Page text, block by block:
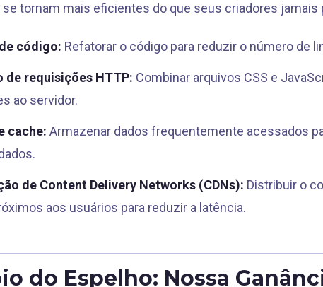
tornam mais eficientes do que seus criadores jamais
código: Refatorar o código para reduzir o número de
de requisições HTTP: Combinar arquivos CSS e
ao servidor.
cache: Armazenar dados frequentemente acessados
de Content Delivery Networks (CDNs): Distribuir o
aos usuários para reduzir a latência.
do Espelho: Nossa